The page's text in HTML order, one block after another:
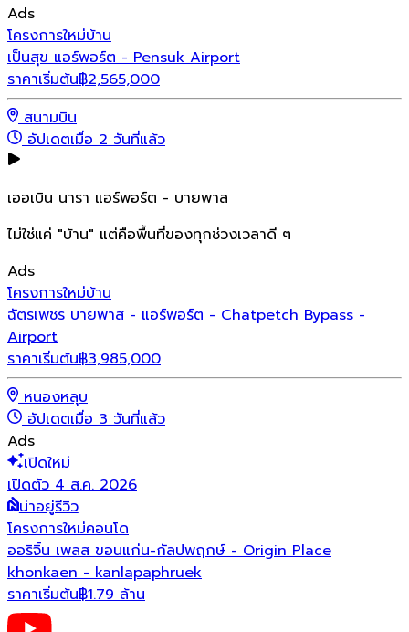
Ads
โครงการใหม่บ้าน
เป็นสุข แอร์พอร์ต - Pensuk Airport
ราคาเริ่มต้น฿2,565,000
สนามบิน
อัปเดตเมื่อ 2 วันที่แล้ว
เออเบิน นารา แอร์พอร์ต - บายพาส
ไม่ใช่แค่ "บ้าน" แต่คือพื้นที่ของทุกช่วงเวลาดี ๆ
Ads
โครงการใหม่บ้าน
ฉัตรเพชร บายพาส - แอร์พอร์ต - Chatpetch Bypass -
Airport
ราคาเริ่มต้น฿3,985,000
หนองหลุบ
อัปเดตเมื่อ 3 วันที่แล้ว
Ads
เปิดใหม่
เปิดตัว 4 ส.ค. 2026
น่าอยู่รีวิว
โครงการใหม่คอนโด
ออริจิ้น เพลส ขอนแก่น-กัลปพฤกษ์ - Origin Place
khonkaen - kanlapaphruek
ราคาเริ่มต้น฿1.79 ล้าน